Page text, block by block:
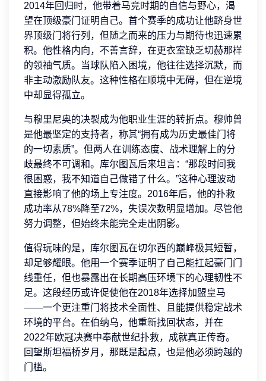
2014年回归时，他带着马竞时期的自信与野心，渴
望在顶级豪门证明自己。首个赛季的成功让他跻身世
界顶级门将行列，但随之而来的压力与期待也迅速累
积。他性格内向，不善言辞，在更衣室缺乏切赫那样
的领袖气质。当球队陷入困境，他往往选择沉默，而
非主动激励队友。这种性格在顺境中无碍，但在逆境
中却显得孤立。
与穆里尼奥的决裂成为他职业生涯的转折点。穆帅曾
是他最坚定的支持者，称其“拥有成为历史最佳门将
的一切素质”。但两人在训练态度、战术理解上的分
歧最终不可调和。库尔图瓦后来坦言：“那段时间我
很困惑，我不知道自己做错了什么。”这种心理波动
直接影响了他的场上专注度。2016年后，他的扑救
成功率从78%降至72%，失误次数明显增加。尽管他
努力调整，但始终未能完全走出阴影。
值得玩味的是，库尔图瓦在切尔西的巅峰极其短暂，
却足够耀眼。他用一个赛季证明了自己能扛起豪门门
线重任，但也暴露出在长期高压环境下的心理韧性不
足。这段经历或许促使他在2018年选择加盟皇马
——一个更注重门将技术全面性、且能提供稳定战术
环境的平台。在伯纳乌，他重新找回状态，并在
2022年欧冠决赛中奉献世纪扑救，成就真正传奇。
回望斯坦福桥岁月，那既是起点，也是他必须跨越的
门槛。